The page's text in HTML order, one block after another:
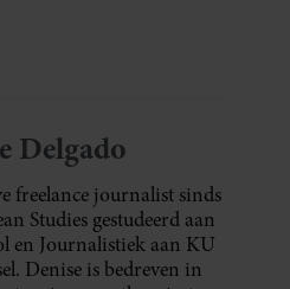
Delgado
freelance journalist sinds
Studies gestudeerd aan
en Journalistiek aan KU
Denise is bedreven in